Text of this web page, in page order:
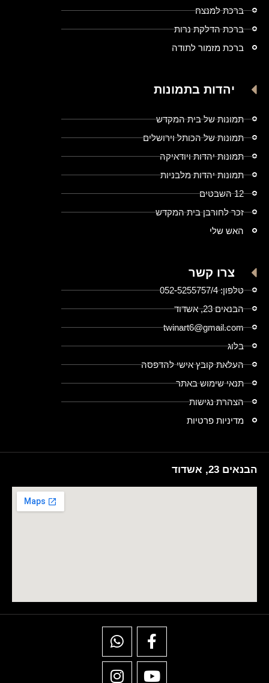
ברכת למנצח
ברכת הדלקת נרות
ברכת מזמור לתודה
יהדות בתמונות
תמונות של בית המקדש
תמונות של הכותל וירושלים
תמונות יהדות ויודאיקה
תמונות יהדות מלבניות
12 השבטים
זכר לחורבן בית המקדש
האש שלי
צרו קשר
טלפון: 052-5255757/4
הבנאים 23, אשדוד
twinart6@gmail.com
בלוג
העלאת קובץ אישי להדפסה
תנאי שימוש באתר
הצהרת נגישות
מדיניות פרטיות
הבנאים 23, אשדוד